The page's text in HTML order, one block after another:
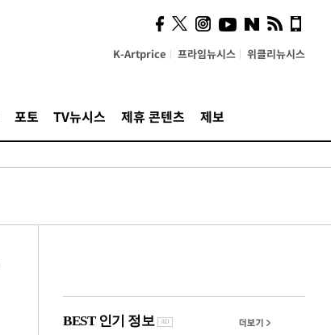
K-Artprice 프라임뉴시스 위클리뉴시스
포토 TV뉴시스 제휴 콘텐츠 제보
"5·8·9호선 출퇴근 혼잡,
정부 국비지원 필요"